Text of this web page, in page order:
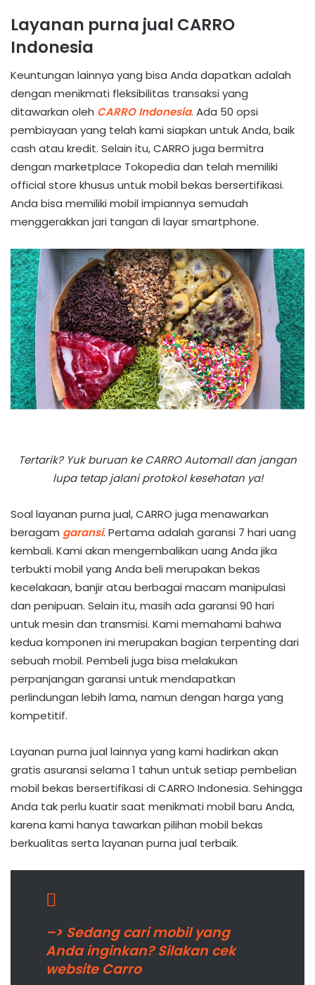
Layanan purna jual CARRO
Indonesia
Keuntungan lainnya yang bisa Anda dapatkan adalah
dengan menikmati fleksibilitas transaksi yang
ditawarkan oleh CARRO Indonesia. Ada 50 opsi
pembiayaan yang telah kami siapkan untuk Anda, baik
cash atau kredit. Selain itu, CARRO juga bermitra
dengan marketplace Tokopedia dan telah memiliki
official store khusus untuk mobil bekas bersertifikasi.
Anda bisa memiliki mobil impiannya semudah
menggerakkan jari tangan di layar smartphone.
Tertarik? Yuk buruan ke CARRO Automall dan jangan
lupa tetap jalani protokol kesehatan ya!
Soal layanan purna jual, CARRO juga menawarkan
beragam garansi. Pertama adalah garansi 7 hari uang
kembali. Kami akan mengembalikan uang Anda jika
terbukti mobil yang Anda beli merupakan bekas
kecelakaan, banjir atau berbagai macam manipulasi
dan penipuan. Selain itu, masih ada garansi 90 hari
untuk mesin dan transmisi. Kami memahami bahwa
kedua komponen ini merupakan bagian terpenting dari
sebuah mobil. Pembeli juga bisa melakukan
perpanjangan garansi untuk mendapatkan
perlindungan lebih lama, namun dengan harga yang
kompetitif.
Layanan purna jual lainnya yang kami hadirkan akan
gratis asuransi selama 1 tahun untuk setiap pembelian
mobil bekas bersertifikasi di CARRO Indonesia. Sehingga
Anda tak perlu kuatir saat menikmati mobil baru Anda,
karena kami hanya tawarkan pilihan mobil bekas
berkualitas serta layanan purna jual terbaik.
–> Sedang cari mobil yang
Anda inginkan? Silakan cek
website Carro